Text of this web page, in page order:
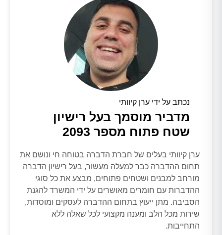
נכתב על ידי ערן קיוותי
מדביר מוסמך בעל רישיון
שטח פתוח מספר 2093
ערן קיוותי בעלים של חברת הדברה בטוחה חי ונושם את
תחום ההדברה כבר למעלה מעשור, בעל רישיון הדברה
מורחב למבנים ושטחים פתוחים, מבצע את כל סוגי
ההדברות עם חומרים מאושרים על ידי המשרד להגנת
הסביבה. מתן ייעוץ בתחום ההדברה לעסקים ומוסדות,
שירות מכל הלב ומענה מקצועי לכל שאלה ללא
התחייבות.